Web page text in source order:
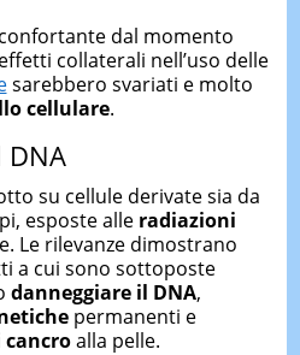
dal momento
collaterali nell’uso delle
sarebbero svariati e molto
cellulare.
DNA
su cellule derivate sia da
esposte alle radiazioni
Le rilevanze dimostrano
a cui sono sottoposte
danneggiare il DNA,
permanenti e
alla pelle.